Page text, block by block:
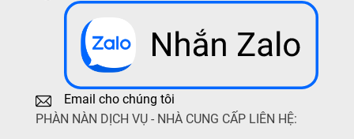
Email cho chúng tôi
PHÀN NÀN DỊCH VỤ - NHÀ CUNG CẤP LIÊN HỆ: